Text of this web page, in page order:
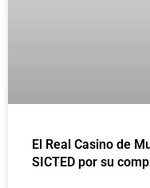
El Real Casino de
SICTED por su